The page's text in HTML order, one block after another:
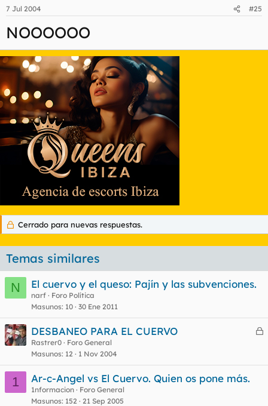
jejejejje tu te quiere aprovechar de esa excitacion eh,
marikilla???
oh my cat
7 Jul 2004 #25
NOOOOOO
Cerrado para nuevas respuestas.
Temas similares
N
El cuervo y el queso: Pajín y las subvenciones.
narf
Foro Política
Masunos 10 30 Ene 2011
C
r
DESBANEO PARA EL CUERVO
Rastrer0
Foro General
Masunos 12 1 Nov 2004
1 Ar-c-Angel vs El Cuervo. Quien os pone más.
1nformacion
Foro General
Masunos 152 21 Sep 2005